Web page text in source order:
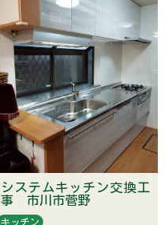
システムキッチン交換工
事 市川市菅野
キッチン